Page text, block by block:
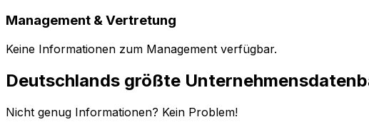
Management & Vertretung
Keine Informationen zum Management verfügbar.
Deutschlands größte
Nicht genug Informationen? Kein Problem!